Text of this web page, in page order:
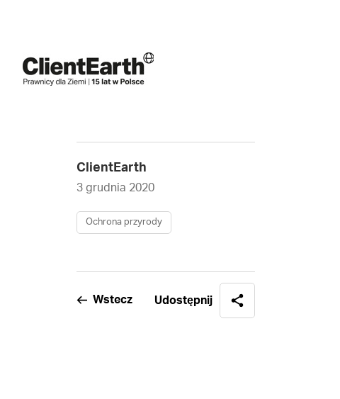
ClientEarth
3 grudnia 2020
Ochrona przyrody
Wstecz Udostępnij